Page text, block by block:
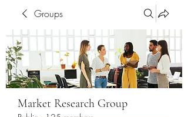
Groups
Market Research Group